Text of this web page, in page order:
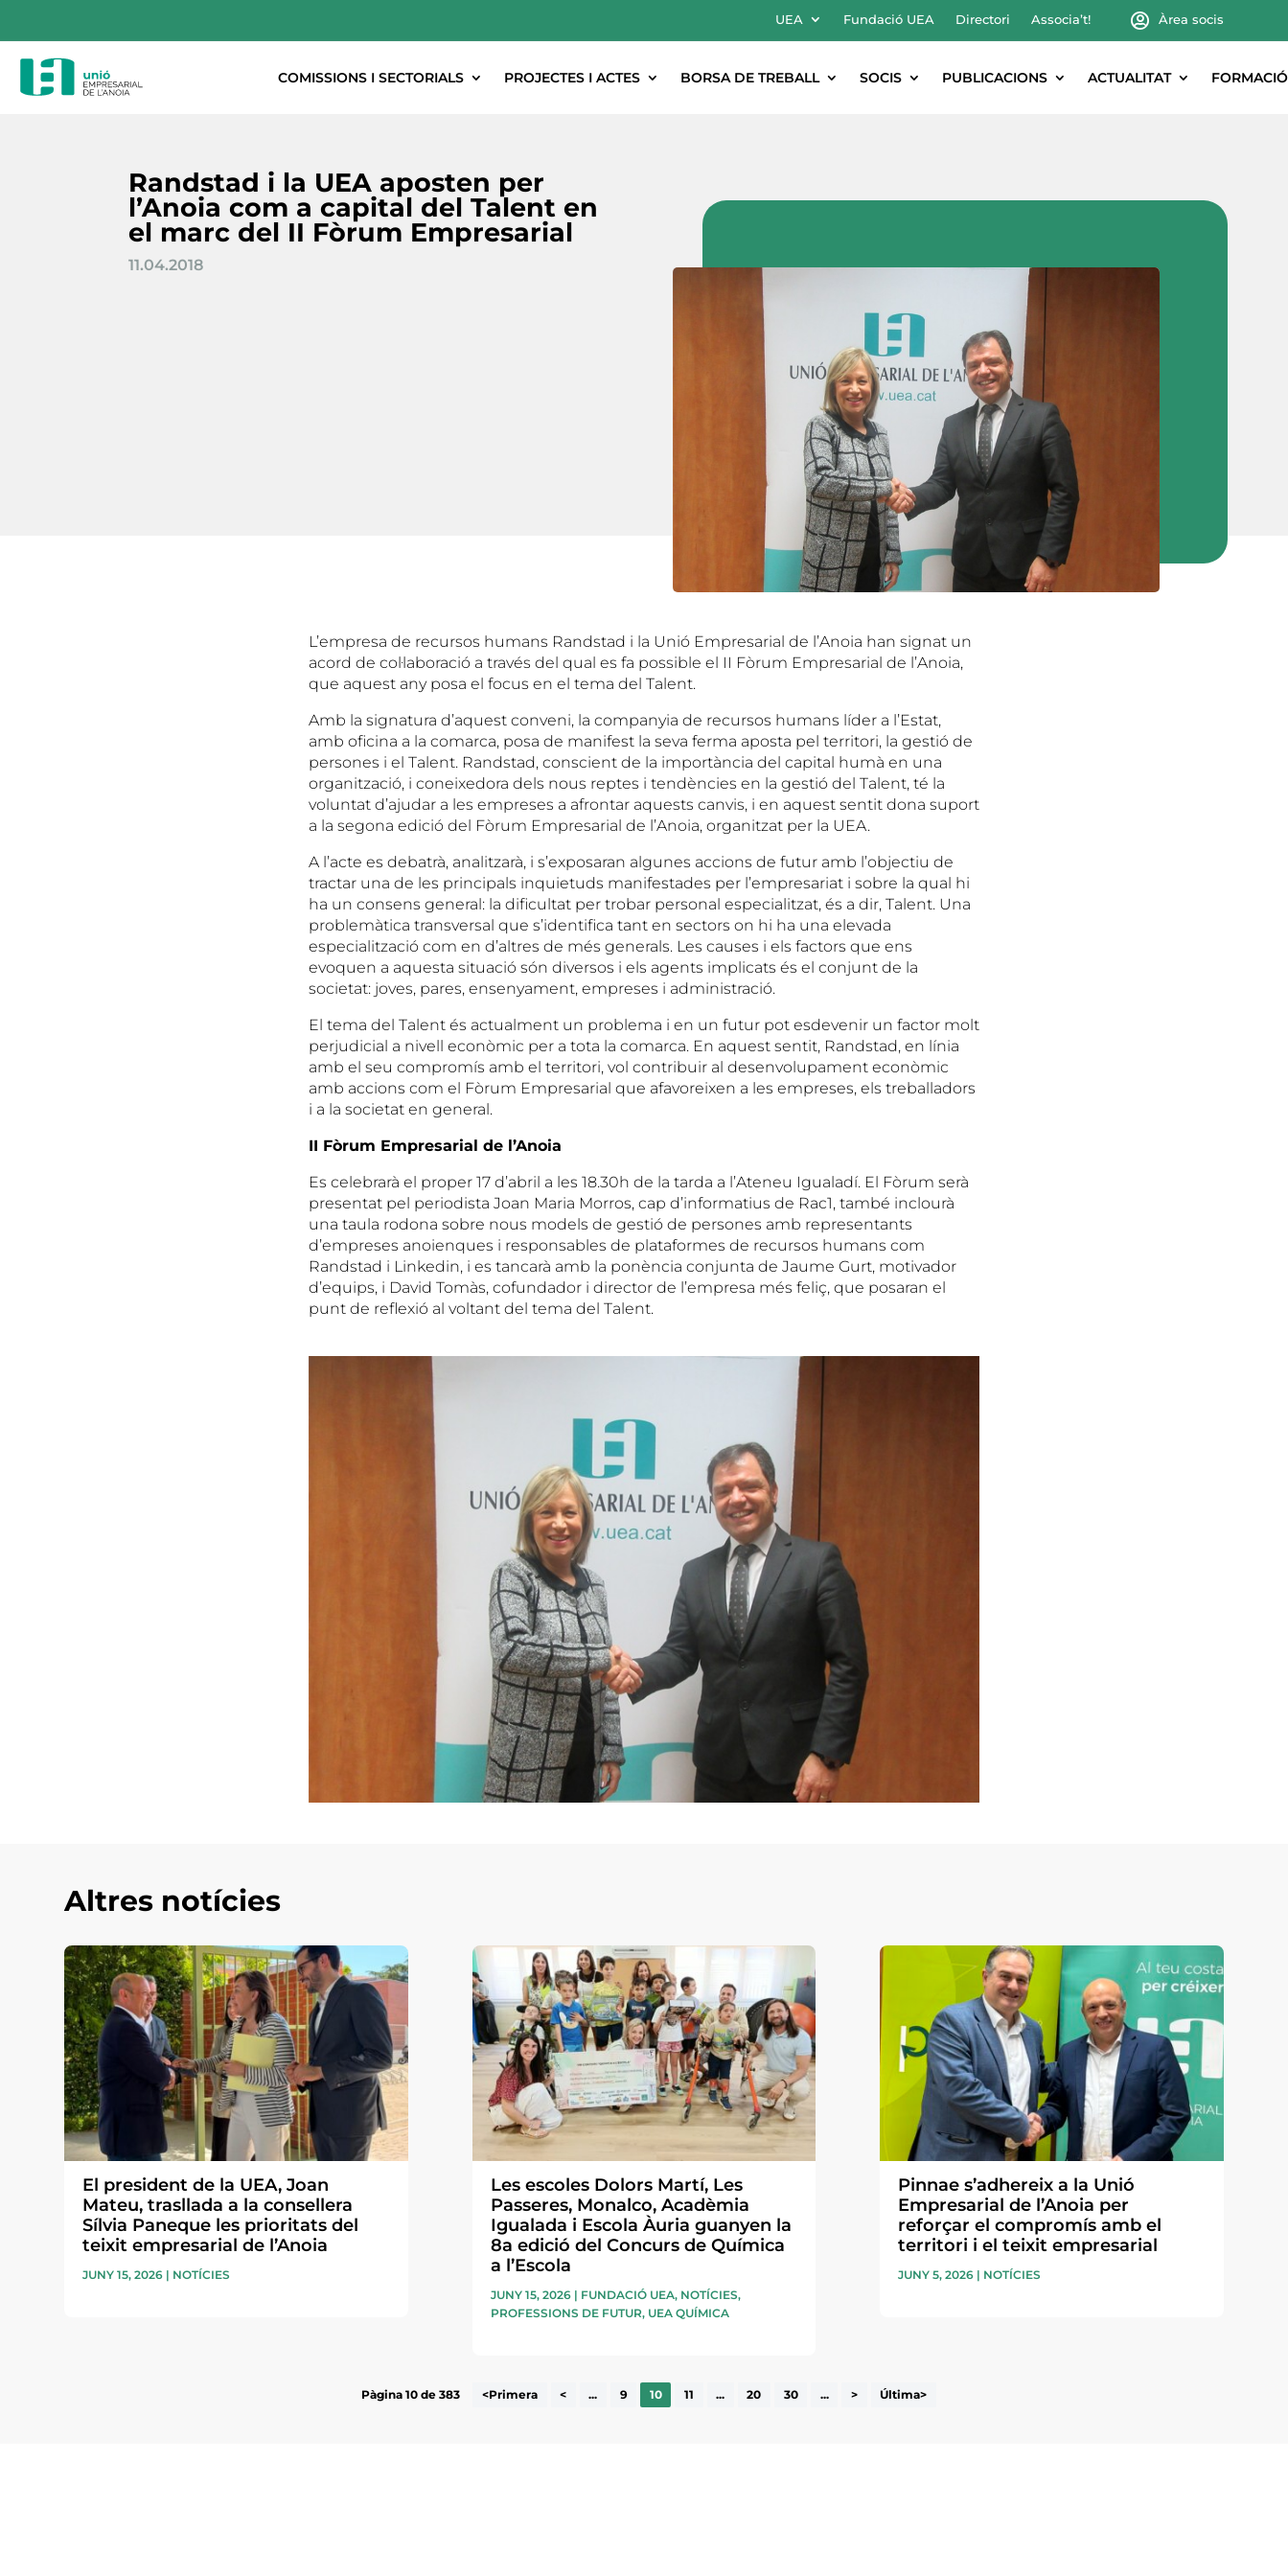
UEA Fundació UEA Directori Associa’t! Àrea socis
COMISSIONS I SECTORIALS PROJECTES I ACTES BORSA DE TREBALL SOCIS PUBLICACIONS ACTUALITAT FORMACIÓ
Randstad i la UEA aposten per
l’Anoia com a capital del Talent en
el marc del II Fòrum Empresarial
11.04.2018
L’empresa de recursos humans Randstad i la Unió Empresarial de l’Anoia han signat un
acord de col·laboració a través del qual es fa possible el II Fòrum Empresarial de l’Anoia,
que aquest any posa el focus en el tema del Talent.
Amb la signatura d’aquest conveni, la companyia de recursos humans líder a l’Estat,
amb oficina a la comarca, posa de manifest la seva ferma aposta pel territori, la gestió de
persones i el Talent. Randstad, conscient de la importància del capital humà en una
organització, i coneixedora dels nous reptes i tendències en la gestió del Talent, té la
voluntat d’ajudar a les empreses a afrontar aquests canvis, i en aquest sentit dona suport
a la segona edició del Fòrum Empresarial de l’Anoia, organitzat per la UEA.
A l’acte es debatrà, analitzarà, i s’exposaran algunes accions de futur amb l’objectiu de
tractar una de les principals inquietuds manifestades per l’empresariat i sobre la qual hi
ha un consens general: la dificultat per trobar personal especialitzat, és a dir, Talent. Una
problemàtica transversal que s’identifica tant en sectors on hi ha una elevada
especialització com en d’altres de més generals. Les causes i els factors que ens
evoquen a aquesta situació són diversos i els agents implicats és el conjunt de la
societat: joves, pares, ensenyament, empreses i administració.
El tema del Talent és actualment un problema i en un futur pot esdevenir un factor molt
perjudicial a nivell econòmic per a tota la comarca. En aquest sentit, Randstad, en línia
amb el seu compromís amb el territori, vol contribuir al desenvolupament econòmic
amb accions com el Fòrum Empresarial que afavoreixen a les empreses, els treballadors
i a la societat en general.
II Fòrum Empresarial de l’Anoia
Es celebrarà el proper 17 d’abril a les 18.30h de la tarda a l’Ateneu Igualadí. El Fòrum serà
presentat pel periodista Joan Maria Morros, cap d’informatius de Rac1, també inclourà
una taula rodona sobre nous models de gestió de persones amb representants
d’empreses anoienques i responsables de plataformes de recursos humans com
Randstad i Linkedin, i es tancarà amb la ponència conjunta de Jaume Gurt, motivador
d’equips, i David Tomàs, cofundador i director de l’empresa més feliç, que posaran el
punt de reflexió al voltant del tema del Talent.
Altres notícies
El president de la UEA, Joan
Mateu, trasllada a la consellera
Sílvia Paneque les prioritats del
teixit empresarial de l’Anoia
JUNY 15, 2026 | NOTÍCIES
Les escoles Dolors Martí, Les
Passeres, Monalco, Acadèmia
Igualada i Escola Àuria guanyen la
8a edició del Concurs de Química
a l’Escola
JUNY 15, 2026| FUNDACIÓ UEA, NOTÍCIES,
PROFESSIONS DE FUTUR, UEA QUÍMICA
Pinnae s’adhereix a la Unió
Empresarial de l’Anoia per
reforçar el compromís amb el
territori i el teixit empresarial
JUNY 5, 2026| NOTÍCIES
Pàgina 10 de 383 <Primera < ... 9 10 11 ... 20 30 ... > Última>